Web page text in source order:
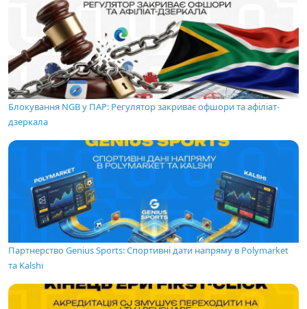
Блокування NGB у ПАР: Регулятор закриває офшори та афіліат-
дзеркала
Партнерство Genius Sports: Спортивні дати напряму в Polymarket
та Kalshi